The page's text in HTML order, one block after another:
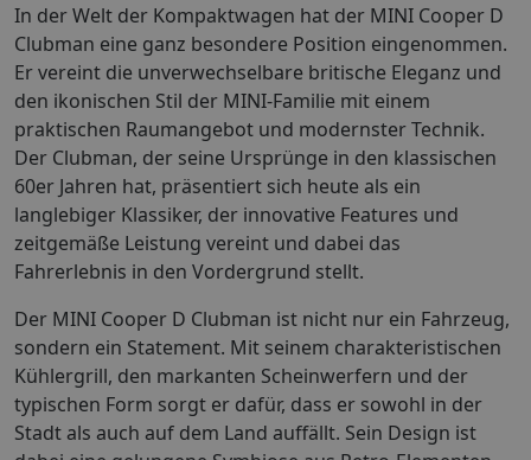
In der Welt der Kompaktwagen hat der MINI Cooper D
Clubman eine ganz besondere Position eingenommen.
Er vereint die unverwechselbare britische Eleganz und
den ikonischen Stil der MINI-Familie mit einem
praktischen Raumangebot und modernster Technik.
Der Clubman, der seine Ursprünge in den klassischen
60er Jahren hat, präsentiert sich heute als ein
langlebiger Klassiker, der innovative Features und
zeitgemäße Leistung vereint und dabei das
Fahrerlebnis in den Vordergrund stellt.
Der MINI Cooper D Clubman ist nicht nur ein Fahrzeug,
sondern ein Statement. Mit seinem charakteristischen
Kühlergrill, den markanten Scheinwerfern und der
typischen Form sorgt er dafür, dass er sowohl in der
Stadt als auch auf dem Land auffällt. Sein Design ist